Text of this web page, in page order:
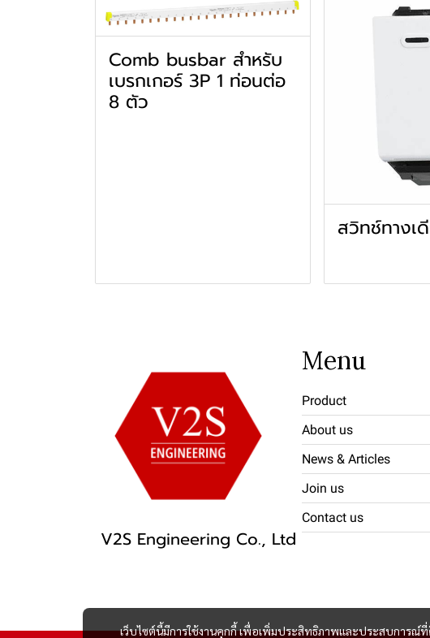
Comb busbar สำหรับ
เบรกเกอร์ 3P 1 ท่อนต่อ
8 ตัว
สวิทช์ทางเ
เว็บไซต์นี้มีการใช้งานคุกกี้ เพื่อเพิ่มประสิทธิภาพและประสบการณ์ที่
V2S Engineering Co., Ltd
Menu
Product
About us
News & Articles
Join us
Contact us